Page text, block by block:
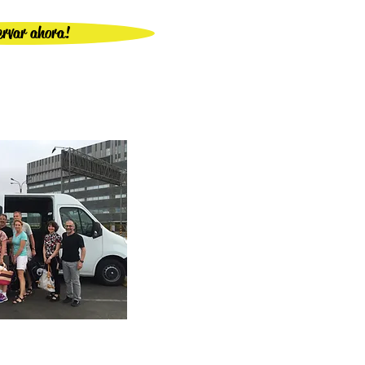
ahora!